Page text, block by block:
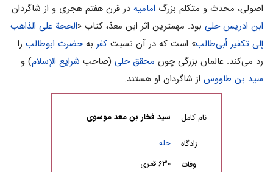
به
ناوبری
به
جستجو
اصولی، محدث و متکلم بزرگ امامیه در قرن هفتم هجری و از شاگردان
ابن ادریس حلی بود. مهمترین اثر ابن معدّ، کتاب «الحجة على الذاهب
إلى تکفیر أبی‌طالب» است که در آن نسبت کفر بهحضرت ابوطالب را
رد می‌کند. عالمان بزرگی چون محقق حلى (صاحب شرایع الإسلام) و
سید بن طاووس از شاگردان او هستند.
نام کامل سید فخار بن معد موسوی
زادگاه
حله
وفات
۶۳۰ قمری